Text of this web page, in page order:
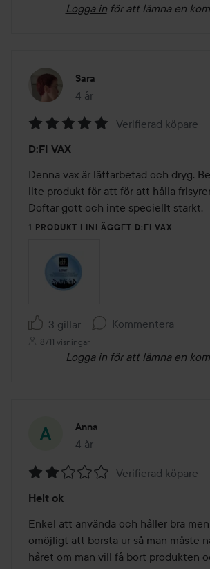
Logga in för att lämna en
Sara
4 år
Inlägget skapades 4 år
5
av
5
Verifierad köpare
D:FI VAX
Denna vax är lättarbetad och dryg.
lite produkt för att för att hålla
Doftar gott och inte speciellt starkt.
1 PRODUKT I INLÄGGET D:FI VAX
3 gillar Kommentera
8711 visningar
Logga in för att lämna en
Anna
4 år
Inlägget skapades 4 år
2
av
5
Verifierad köpare
Helt ok
Enkel att använda och håller bra
omöjligt att borsta ur så man måste
håret om man vill få bort produkten